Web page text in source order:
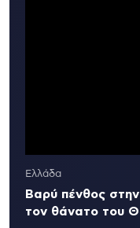
Ελλάδα
Βαρύ πένθος στην
τον θάνατο του